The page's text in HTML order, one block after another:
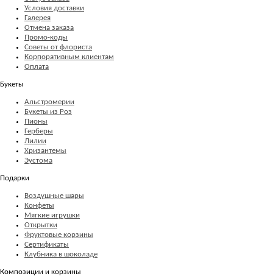
Условия доставки
Галерея
Отмена заказа
Промо-коды
Советы от флориста
Корпоративным клиентам
Оплата
Букеты
Альстромерии
Букеты из Роз
Пионы
Герберы
Лилии
Хризантемы
Эустома
Подарки
Воздушные шары
Конфеты
Мягкие игрушки
Открытки
Фруктовые корзины
Сертификаты
Клубника в шоколаде
Композиции и корзины